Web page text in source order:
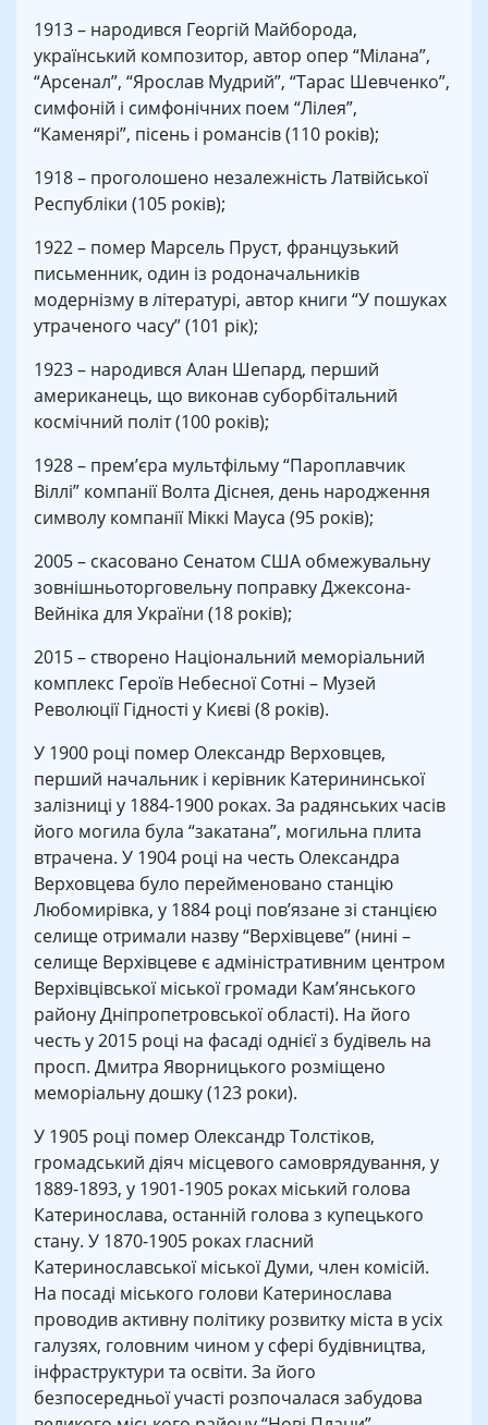
1913 – народився Георгій Майборода,
український композитор, автор опер “Мілана”,
“Арсенал”, “Ярослав Мудрий”, “Тарас Шевченко”,
симфоній і симфонічних поем “Лілея”,
“Каменярі”, пісень і романсів (110 років);
1918 – проголошено незалежність Латвійської
Республіки (105 років);
1922 – помер Марсель Пруст, французький
письменник, один із родоначальників
модернізму в літературі, автор книги “У пошуках
утраченого часу” (101 рік);
1923 – народився Алан Шепард, перший
американець, що виконав суборбітальний
космічний політ (100 років);
1928 – прем’єра мультфільму “Пароплавчик
Віллі” компанії Волта Діснея, день народження
символу компанії Міккі Мауса (95 років);
2005 – скасовано Сенатом США обмежувальну
зовнішньоторговельну поправку Джексона-
Вейніка для України (18 років);
2015 – створено Національний меморіальний
комплекс Героїв Небесної Сотні – Музей
Революції Гідності у Києві (8 років).
У 1900 році помер Олександр Верховцев,
перший начальник і керівник Катерининської
залізниці у 1884-1900 роках. За радянських часів
його могила була “закатана”, могильна плита
втрачена. У 1904 році на честь Олександра
Верховцева було перейменовано станцію
Любомирівка, у 1884 році пов’язане зі станцією
селище отримали назву “Верхівцеве” (нині –
селище Верхівцеве є адміністративним центром
Верхівцівської міської громади Кам’янського
району Дніпропетровської області). На його
честь у 2015 році на фасаді однієї з будівель на
просп. Дмитра Яворницького розміщено
меморіальну дошку (123 роки).
У 1905 році помер Олександр Толстіков,
громадський діяч місцевого самоврядування, у
1889-1893, у 1901-1905 роках міський голова
Катеринослава, останній голова з купецького
стану. У 1870-1905 роках гласний
Катеринославської міської Думи, член комісій.
На посаді міського голови Катеринослава
проводив активну політику розвитку міста в усіх
галузях, головним чином у сфері будівництва,
інфраструктури та освіти. За його
безпосередньої участі розпочалася забудова